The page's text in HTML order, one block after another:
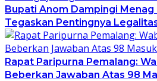
Bupati Anom Dampingi Menag
Tegaskan Pentingnya
Rapat Paripurna Pemalang:
Beberkan Jawaban Atas 98